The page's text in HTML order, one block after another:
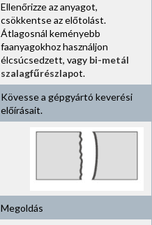
Ellenőrizze az anyagot,
csökkentse az előtolást.
Átlagosnál keményebb
faanyagokhoz használjon
élcsúcsedzett, vagy bi-metál
szalagfűrészlapot.
Kövesse a gépgyártó keverési
előírásait.
Megoldás